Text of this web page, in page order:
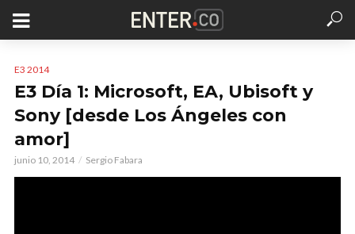
E3 2014
E3 Día 1: Microsoft, EA, Ubisoft y
Sony [desde Los Ángeles con
amor]
junio 10, 2014 Sergio Fabara